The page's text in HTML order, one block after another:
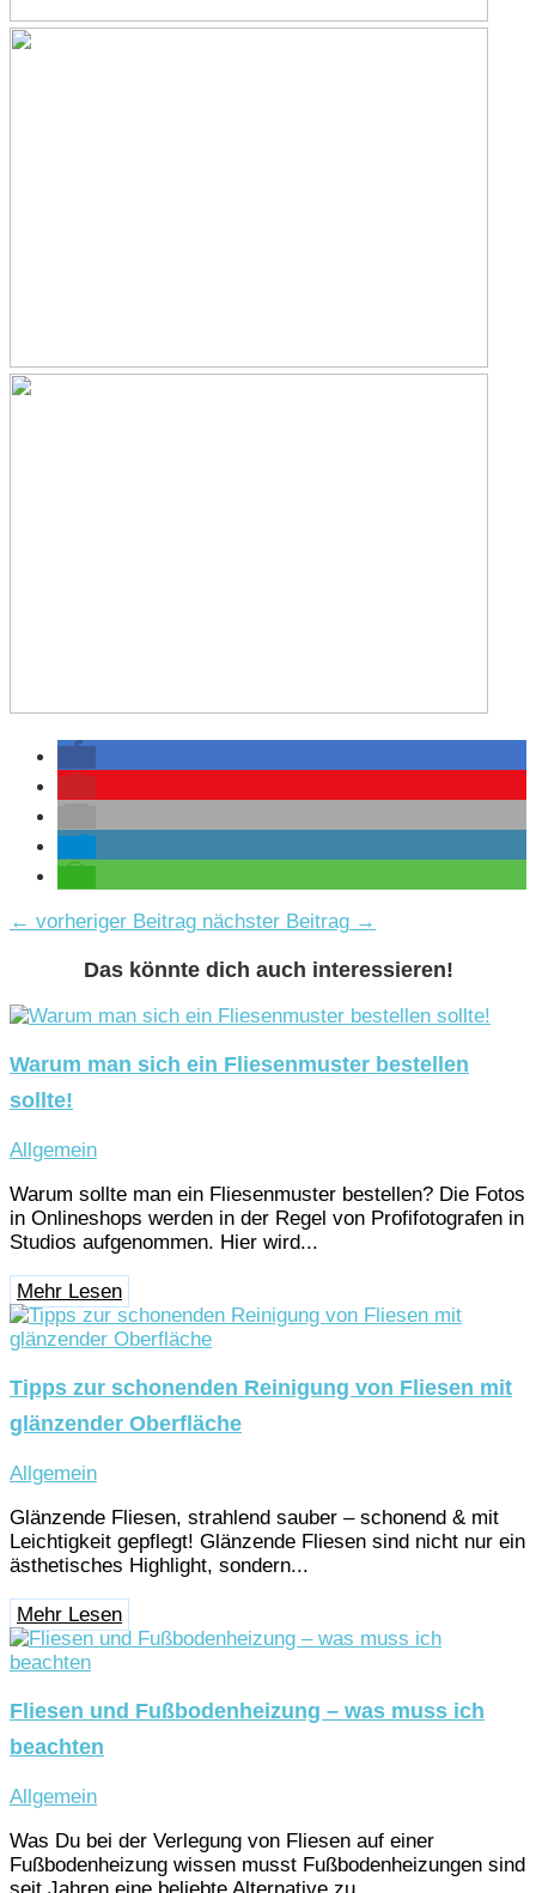
← vorheriger Beitrag nächster Beitrag →
Das könnte dich auch interessieren!
Warum man sich ein Fliesenmuster bestellen
sollte!
Allgemein
Warum sollte man ein Fliesenmuster bestellen? Die Fotos
in Onlineshops werden in der Regel von Profifotografen in
Studios aufgenommen. Hier wird...
Mehr Lesen
Tipps zur schonenden Reinigung von Fliesen mit
glänzender Oberfläche
Allgemein
Glänzende Fliesen, strahlend sauber – schonend & mit
Leichtigkeit gepflegt! Glänzende Fliesen sind nicht nur ein
ästhetisches Highlight, sondern...
Mehr Lesen
Fliesen und Fußbodenheizung – was muss ich
beachten
Allgemein
Was Du bei der Verlegung von Fliesen auf einer
Fußbodenheizung wissen musst Fußbodenheizungen sind